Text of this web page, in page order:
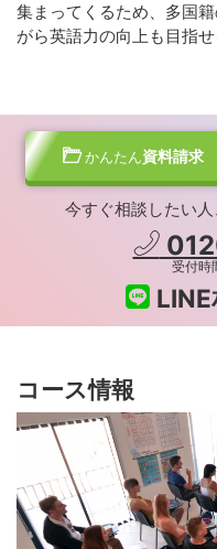
集まってくるため、多国
がら英語力の向上も目指
かんたん資料請求
今すぐ相談したい
受付時
コース情報